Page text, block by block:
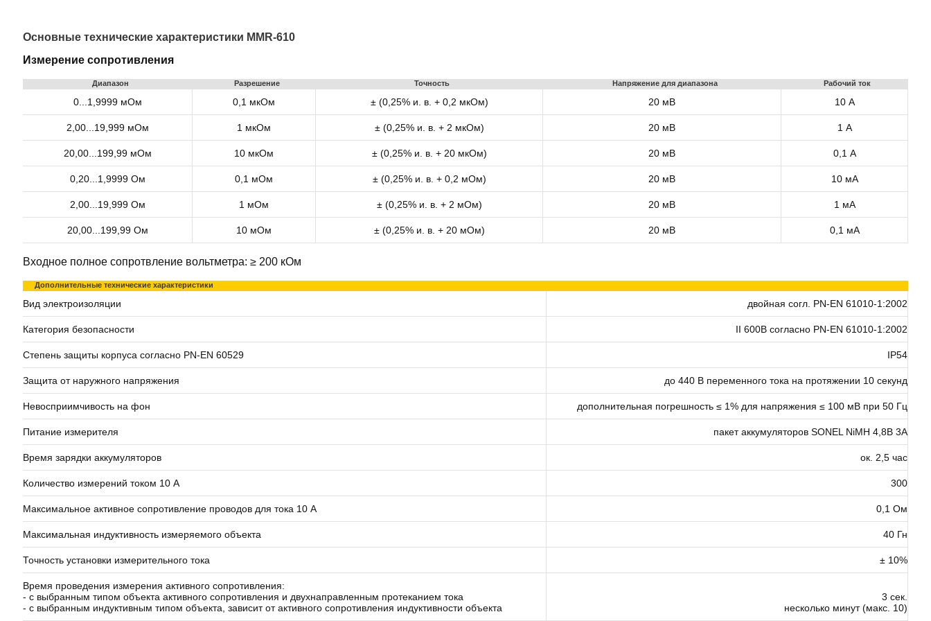
Основные технические характеристики MMR-610
Измерение сопротивления
Диапазон Разрешение Точность Напряжение для диапазона Рабочий ток
0...1,9999 мОм 0,1 мкОм ± (0,25% и. в. + 0,2 мкОм) 20 мВ 10 А
2,00...19,999 мОм 1 мкОм ± (0,25% и. в. + 2 мкОм) 20 мВ 1 А
20,00...199,99 мОм 10 мкОм ± (0,25% и. в. + 20 мкОм) 20 мВ 0,1 А
0,20...1,9999 Ом 0,1 мОм ± (0,25% и. в. + 0,2 мОм) 20 мВ 10 мА
2,00...19,999 Ом 1 мОм ± (0,25% и. в. + 2 мОм) 20 мВ 1 мА
20,00...199,99 Ом 10 мОм ± (0,25% и. в. + 20 мОм) 20 мВ 0,1 мА
Входное полное сопротвление вольтметра: ≥ 200 кОм
Дополнительные технические характеристики
Вид электроизоляции двойная согл. PN-EN 61010-1:2002
Категория безопасности II 600В согласно PN-EN 61010-1:2002
Степень защиты корпуса согласно PN-EN 60529 IP54
Защита от наружного напряжения до 440 В переменного тока на протяжении 10 секунд
Невосприимчивость на фон дополнительная погрешность ≤ 1% для напряжения ≤ 100 мВ при 50 Гц
Питание измерителя пакет аккумуляторов SONEL NiMH 4,8В 3A
Время зарядки аккумуляторов ок. 2,5 час
Количество измерений током 10 A 300
Максимальное активное сопротивление проводов для тока 10 A 0,1 Ом
Максимальная индуктивность измеряемого объекта 40 Гн
Точность установки измерительного тока ± 10%
Время проведения измерения активного сопротивления:
- с выбранным типом объекта активного сопротивления и двухнаправленным протеканием тока
- с выбранным индуктивным типом объекта, зависит от активного сопротивления индуктивности объекта
3 сек.
несколько минут (макс. 10)